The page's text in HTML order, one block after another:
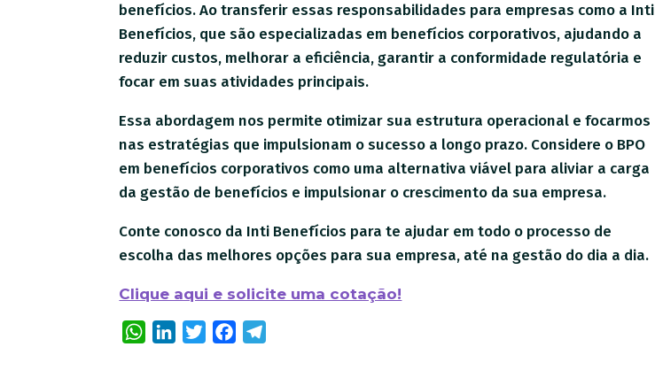
benefícios. Ao transferir essas responsabilidades para empresas como a Inti
Benefícios, que são especializadas em benefícios corporativos, ajudando a
reduzir custos, melhorar a eficiência, garantir a conformidade regulatória e
focar em suas atividades principais.
Essa abordagem nos permite otimizar sua estrutura operacional e focarmos
nas estratégias que impulsionam o sucesso a longo prazo. Considere o BPO
em benefícios corporativos como uma alternativa viável para aliviar a carga
da gestão de benefícios e impulsionar o crescimento da sua empresa.
Conte conosco da Inti Benefícios para te ajudar em todo o processo de
escolha das melhores opções para sua empresa, até na gestão do dia a dia.
Clique aqui e solicite uma cotação!
WhatsApp
LinkedInTwitterFacebook